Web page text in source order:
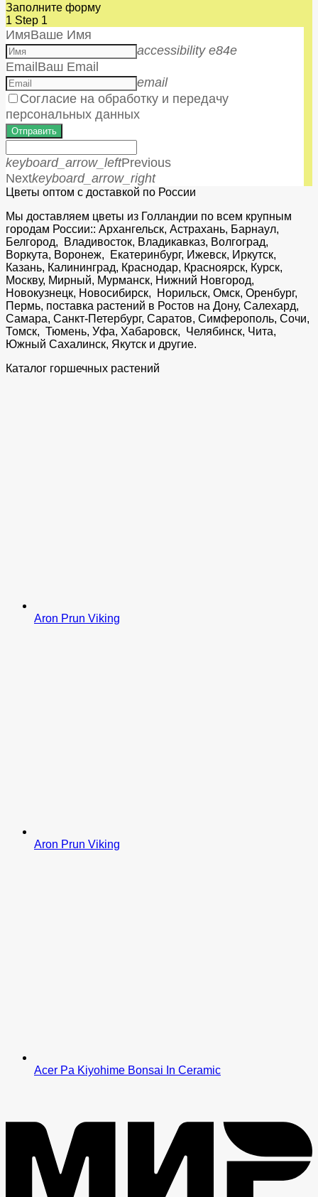
Заполните форму
1 Step 1
ИмяВаше Имя
accessibility e84e
EmailВаш Email
email
Согласие на обработку и передачу
персональных данных
Отправить
keyboard_arrow_leftPrevious
Nextkeyboard_arrow_right
Цветы оптом с доставкой по России
Мы доставляем цветы из Голландии по всем крупным
городам России:: Архангельск, Астрахань, Барнаул,
Белгород, Владивосток, Владикавказ, Волгоград,
Воркута, Воронеж, Екатеринбург, Ижевск, Иркутск,
Казань, Калининград, Краснодар, Красноярск, Курск,
Москву, Мирный, Мурманск, Нижний Новгород,
Новокузнецк, Новосибирск, Норильск, Омск, Оренбург,
Пермь, поставка растений в Ростов на Дону, Салехард,
Самара, Санкт-Петербург, Саратов, Симферополь, Сочи,
Томск, Тюмень, Уфа, Хабаровск, Челябинск, Чита,
Южный Сахалинск, Якутск и другие.
Каталог горшечных растений
Aron Prun Viking
Aron Prun Viking
Acer Pa Kiyohime Bonsai In Ceramic